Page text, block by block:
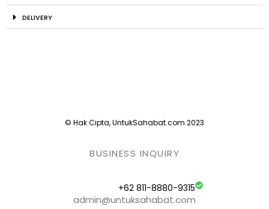
DELIVERY
© Hak Cipta, UntukSahabat.com 2023
BUSINESS INQUIRY
+62 811-8880-9315
admin@untuksahabat.com